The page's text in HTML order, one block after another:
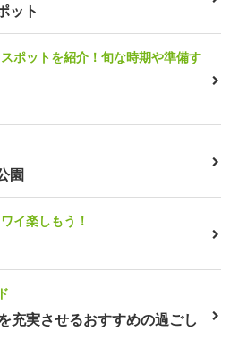
ット
ポットを紹介！旬な時期や準備す
園
イ楽しもう！
充実させるおすすめの過ごし